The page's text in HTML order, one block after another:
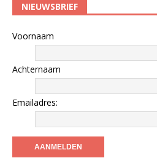
NIEUWSBRIEF
Voornaam
Achternaam
Emailadres: